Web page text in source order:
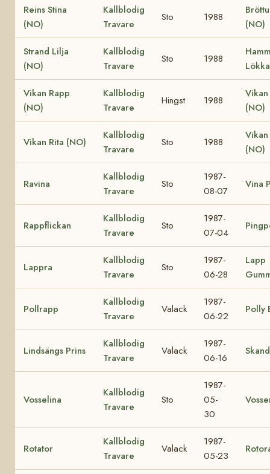
Reins Stina
(NO)
Kallblodig
Travare
Sto 1988
(NO)
Strand Lilja
(NO)
Kallblodig
Travare
Sto 1988
Vikan Rapp
(NO)
Kallblodig
Travare
Hingst 1988
(NO)
Vikan Rita (NO)
Kallblodig
Travare
Sto 1988
(NO)
Ravina
Kallblodig
Travare
Sto
1987-
08-07
Vina
Rappflickan
Kallblodig
Travare
Sto
1987-
07-04
Lappra
Kallblodig
Travare
Sto
1987-
06-28
Lapp
Pollrapp
Kallblodig
Travare
Valack
1987-
06-22
Polly
Lindsängs Prins
Kallblodig
Travare
Valack
1987-
06-16
Vosselina
Kallblodig
Travare
Sto
1987-
05-
30
Rotator
Kallblodig
Travare
Valack
1987-
05-23